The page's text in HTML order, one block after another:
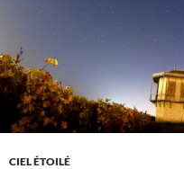
CIEL ÉTOILÉ